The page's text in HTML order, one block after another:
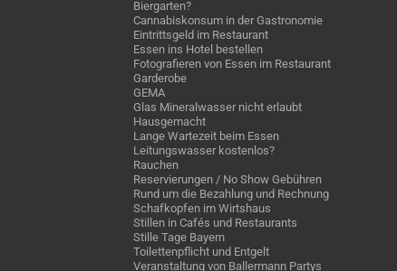
Biergarten?
Cannabiskonsum in der Gastronomie
Eintrittsgeld im Restaurant
Essen ins Hotel bestellen
Fotografieren von Essen im Restaurant
Garderobe
GEMA
Glas Mineralwasser nicht erlaubt
Hausgemacht
Lange Wartezeit beim Essen
Leitungswasser kostenlos?
Rauchen
Reservierungen / No Show Gebühren
Rund um die Bezahlung und Rechnung
Schafkopfen im Wirtshaus
Stillen in Cafés und Restaurants
Stille Tage Bayern
Toilettenpflicht und Entgelt
Veranstaltung von Ballermann Partys